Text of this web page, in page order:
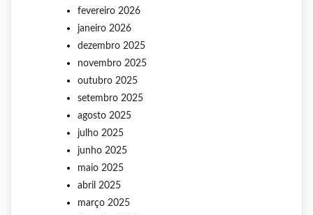
fevereiro 2026
janeiro 2026
dezembro 2025
novembro 2025
outubro 2025
setembro 2025
agosto 2025
julho 2025
junho 2025
maio 2025
abril 2025
março 2025